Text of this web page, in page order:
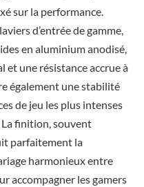
sur la performance.
d’entrée de gamme,
en aluminium anodisé,
une résistance accrue à
également une stabilité
de jeu les plus intenses
finition, souvent
parfaitement la
harmonieux entre
accompagner les gamers